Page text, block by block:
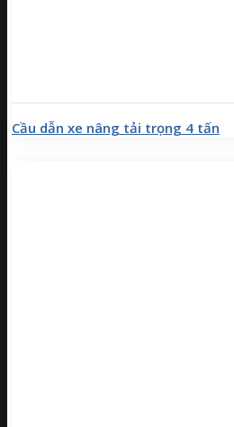
Cầu dẫn xe nâng tải trọng 4 tấn